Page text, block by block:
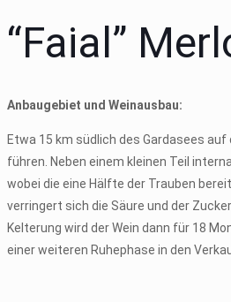
“Faial”
Anbaugebiet und Weinausbau:
Etwa 15 km südlich des Gardasees
führen. Neben einem kleinen Teil
wobei die eine Hälfte der Trauben
verringert sich die Säure und der
Kelterung wird der Wein dann für 18
einer weiteren Ruhephase in den